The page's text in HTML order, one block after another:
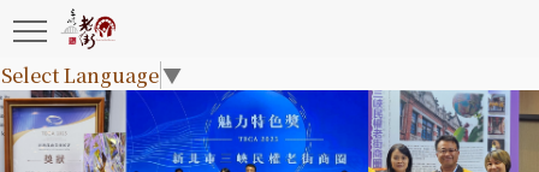
Select Language▼